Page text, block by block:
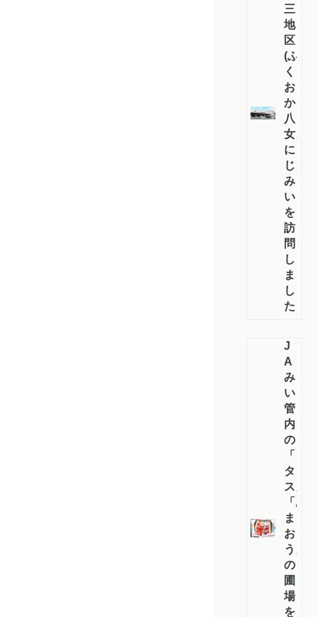
三
地
区
(ふ
く
お
か
八
女、
に
じ、
み
い）
を
訪
問
し
ま
し
た
J
A
み
い
管
内
の
「レ
タ
ス」
「あ
ま
お
う」
の
圃
場
を